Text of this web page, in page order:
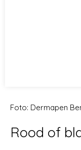
Foto: Dermapen
Rood of